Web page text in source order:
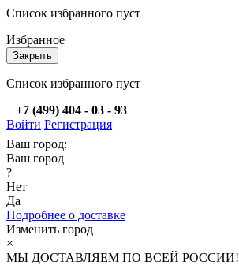
Список избранного пуст
Избранное
Закрыть
Список избранного пуст
+7 (499) 404 - 03 - 93
Войти Регистрация
Ваш город:
Ваш город
?
Нет
Да
Подробнее о доставке
Изменить город
×
МЫ ДОСТАВЛЯЕМ ПО ВСЕЙ РОССИИ!